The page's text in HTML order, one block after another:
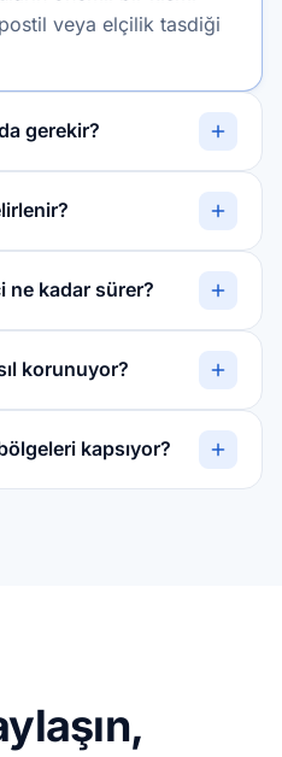
veya elçilik tasdiği
gerekir?
ne kadar sürer?
korunuyor?
kapsıyor?